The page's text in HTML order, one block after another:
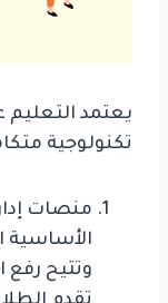
يعتمد التعليم
تكنولوجية
الأساسية
وتتيح رفع